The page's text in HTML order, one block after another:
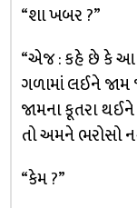
“શા ખબર ?”
“એજ : કહે છે કે આ
ગળામાં લઈને જામ
જામના કૂતરા
તો અમને ભરોસો
“કેમ ?”